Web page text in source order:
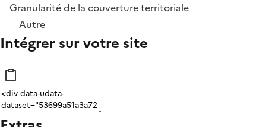
Granularité de la couverture territoriale
Autre
Intégrer sur votre site